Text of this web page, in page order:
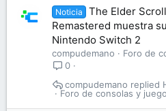
Noticia
The Elder
Remastered muestra
Nintendo Switch 2
compudemano
Foro de
0
Foro de consolas y
compudemano